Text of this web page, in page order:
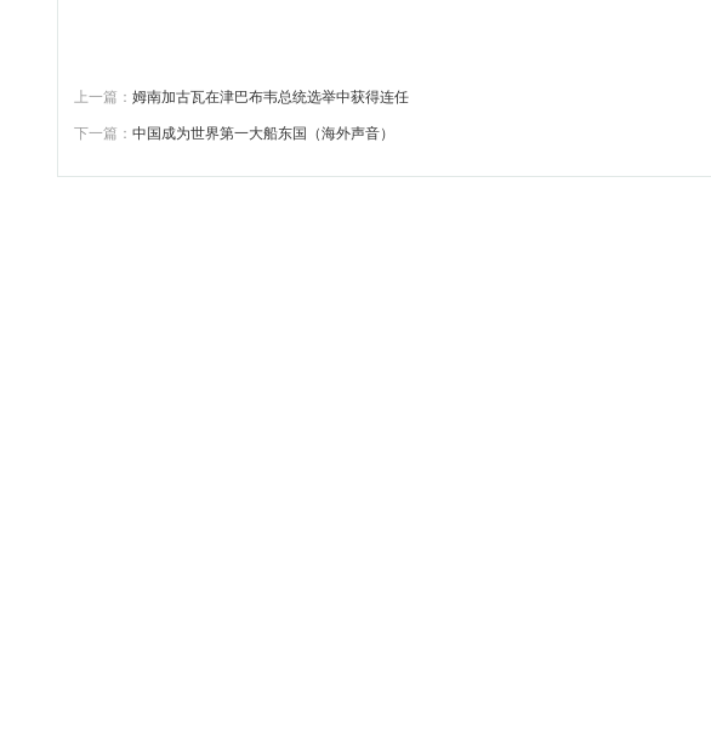
上一篇： 姆南加古瓦在津巴布韦总统选举中获得连任
下一篇： 中国成为世界第一大船东国（海外声音）